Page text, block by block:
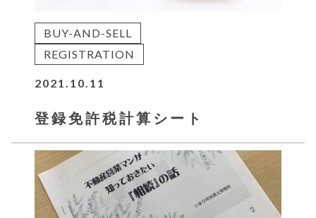
BUY-AND-SELL
REGISTRATION
2021.10.11
登録免許税計算シート